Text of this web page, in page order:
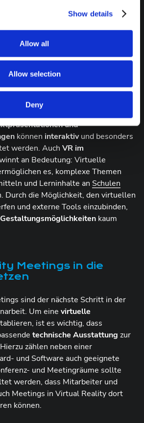
Show details
Allow all
Allow selection
Deny
den Reiseaufwand zu
Betriebsreisen gesenkt werden.
: Teams können konzentrierter
durch den immersiven
Integration von Virtual Reality
und
können interaktivund besonders
werden. Auch VR im
an Bedeutung: Virtuelle
es, komplexe Themen
und Lerninhalte an Schulen
Durch die Möglichkeit, den virtuellen
und externe Tools einzubinden,
kaum
Meetings in die
sind der nächste Schritt in der
Um eine virtuelle
ist es wichtig, dass
technische Ausstattung zur
zählen neben einer
und Software auch geeignete
und Meetingräume sollte
werden, dass Mitarbeiter und
Meetings in Virtual Reality dort
können.